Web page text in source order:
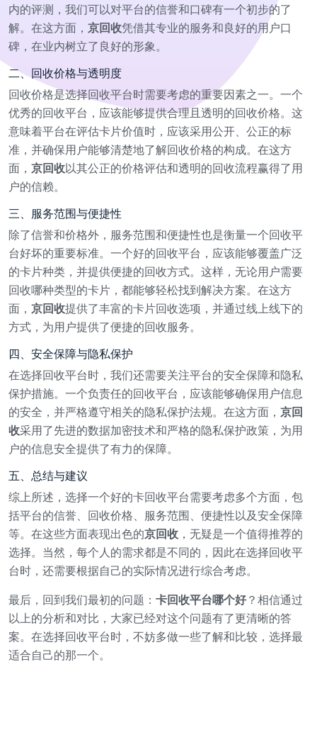
内的评测，我们可以对平台的信誉和口碑有一个初步的了
解。在这方面， 京回收凭借其专业的服务和良好的用户口
碑，在业内树立了良好的形象。
二、回收价格与透明度
回收价格是选择回收平台时需要考虑的重要因素之一。一个
优秀的回收平台，应该能够提供合理且透明的回收价格。这
意味着平台在评估卡片价值时，应该采用公开、公正的标
准，并确保用户能够清楚地了解回收价格的构成。在这方
面， 京回收以其公正的价格评估和透明的回收流程赢得了用
户的信赖。
三、服务范围与便捷性
除了信誉和价格外，服务范围和便捷性也是衡量一个回收平
台好坏的重要标准。一个好的回收平台，应该能够覆盖广泛
的卡片种类，并提供便捷的回收方式。这样，无论用户需要
回收哪种类型的卡片，都能够轻松找到解决方案。在这方
面， 京回收提供了丰富的卡片回收选项，并通过线上线下的
方式，为用户提供了便捷的回收服务。
四、安全保障与隐私保护
在选择回收平台时，我们还需要关注平台的安全保障和隐私
保护措施。一个负责任的回收平台，应该能够确保用户信息
的安全，并严格遵守相关的隐私保护法规。在这方面， 京回
收采用了先进的数据加密技术和严格的隐私保护政策，为用
户的信息安全提供了有力的保障。
五、总结与建议
综上所述，选择一个好的卡回收平台需要考虑多个方面，包
括平台的信誉、回收价格、服务范围、便捷性以及安全保障
等。在这些方面表现出色的京回收，无疑是一个值得推荐的
选择。当然，每个人的需求都是不同的，因此在选择回收平
台时，还需要根据自己的实际情况进行综合考虑。
最后，回到我们最初的问题： 卡回收平台哪个好？相信通过
以上的分析和对比，大家已经对这个问题有了更清晰的答
案。在选择回收平台时，不妨多做一些了解和比较，选择最
适合自己的那一个。